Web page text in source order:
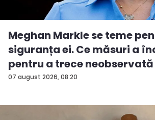
07 august 2026, 08:20
Meghan Markle se teme
siguranța ei. Ce măsuri a
pentru a trece